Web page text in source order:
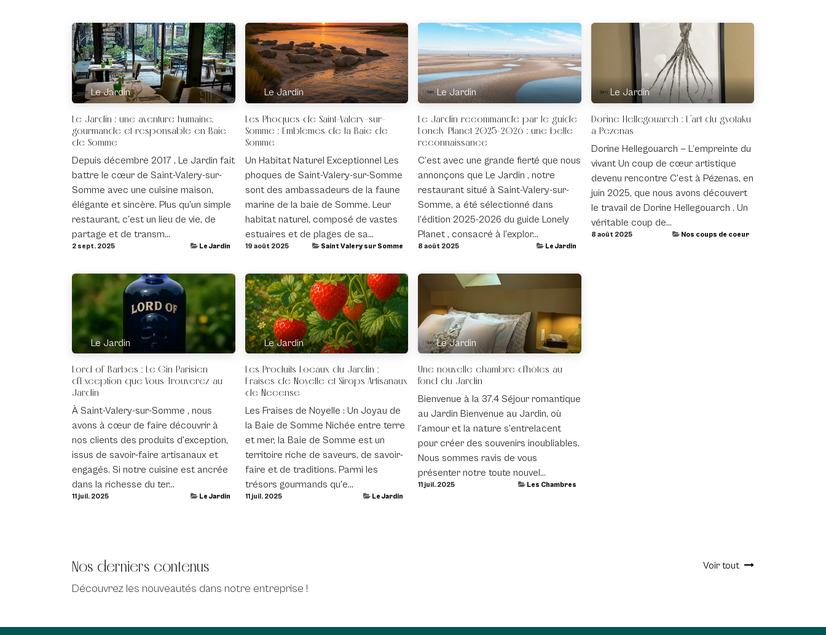
Le Jardin
Le Jardin : une aventure humaine,
gourmande et responsable en Baie
de Somme
Depuis décembre 2017 , Le Jardin fait
battre le cœur de Saint-Valery-sur-
Somme avec une cuisine maison,
élégante et sincère. Plus qu’un simple
restaurant, c’est un lieu de vie, de
partage et de transm...
2 sept. 2025 Le Jardin
Le Jardin
Les Phoques de Saint-Valery-sur-
Somme : Émblèmes de la Baie de
Somme
Un Habitat Naturel Exceptionnel Les
phoques de Saint-Valery-sur-Somme
sont des ambassadeurs de la faune
marine de la baie de Somme. Leur
habitat naturel, composé de vastes
estuaires et de plages de sa...
19 août 2025 Saint Valery sur Somme
Le Jardin
Le Jardin recommandé par le guide
Lonely Planet 2025-2026 : une belle
reconnaissance
C’est avec une grande fierté que nous
annonçons que Le Jardin , notre
restaurant situé à Saint-Valery-sur-
Somme, a été sélectionné dans
l’édition 2025-2026 du guide Lonely
Planet , consacré à l’explor...
8 août 2025 Le Jardin
Le Jardin
Dorine Hellegouarch : L'art du gyotaku
à Pézenas
Dorine Hellegouarch — L’empreinte du
vivant Un coup de cœur artistique
devenu rencontre C’est à Pézenas, en
juin 2025, que nous avons découvert
le travail de Dorine Hellegouarch . Un
véritable coup de...
8 août 2025 Nos coups de coeur
Le Jardin
Lord of Barbès : Le Gin Parisien
d’Exception que Vous Trouverez au
Jardin
À Saint-Valery-sur-Somme , nous
avons à cœur de faire découvrir à
nos clients des produits d’exception,
issus de savoir-faire artisanaux et
engagés. Si notre cuisine est ancrée
dans la richesse du ter...
11 juil. 2025 Le Jardin
Le Jardin
Les Produits Locaux du Jardin :
Fraises de Noyelle et Sirops Artisanaux
de Necense
Les Fraises de Noyelle : Un Joyau de
la Baie de Somme Nichée entre terre
et mer, la Baie de Somme est un
territoire riche de saveurs, de savoir-
faire et de traditions. Parmi les
trésors gourmands qu'e...
11 juil. 2025 Le Jardin
Le Jardin
Une nouvelle chambre d'hôtes au
fond du Jardin
Bienvenue à la 37.4 Séjour romantique
au Jardin Bienvenue au Jardin, où
l’amour et la nature s’entrelacent
pour créer des souvenirs inoubliables.
Nous sommes ravis de vous
présenter notre toute nouvel...
11 juil. 2025 Les Chambres
Nos derniers contenus
Découvrez les nouveautés dans notre entreprise !
Voir tout